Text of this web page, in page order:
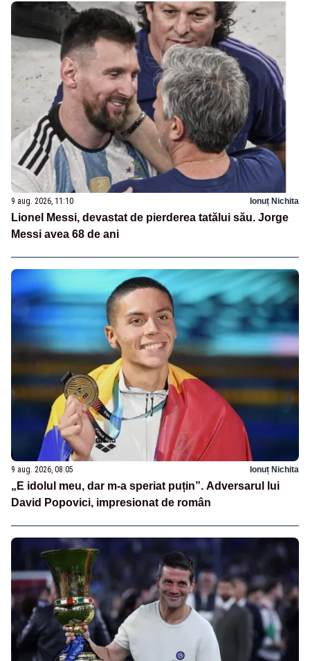
9 aug. 2026, 11:10 Ionuț Nichita
Lionel Messi, devastat de pierderea tatălui său. Jorge
Messi avea 68 de ani
9 aug. 2026, 08:05 Ionuț Nichita
„E idolul meu, dar m-a speriat puțin”. Adversarul lui
David Popovici, impresionat de român